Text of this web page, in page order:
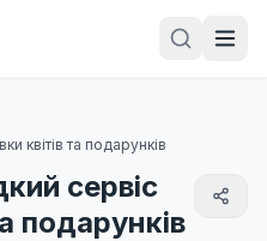
квітів та подарунків
сервiс
подарунків